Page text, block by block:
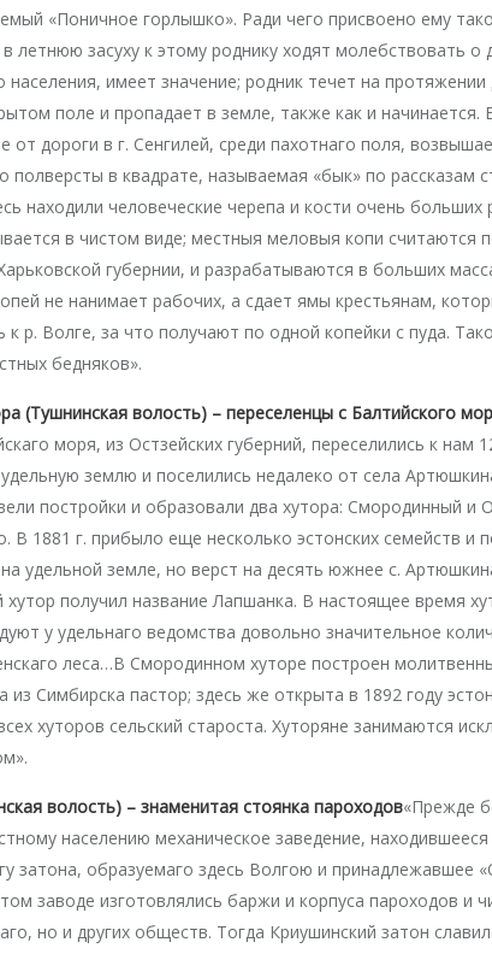
«Поничное горлышко». Ради чего присвоено ему
летнюю засуху к этому роднику ходят молебствовать о
населения, имеет значение; родник течет на протяжении
поле и пропадает в земле, также как и начинается.
от дороги в г. Сенгилей, среди пахотнаго поля,
полверсты в квадрате, называемая «бык» по рассказам
находили человеческие черепа и кости очень
в чистом виде; местныя меловыя копи считаются
губернии, и разрабатываются в больших
не нанимает рабочих, а сдает ямы крестьянам,
к р. Волге, за что получают по одной копейки с пуда.
бедняков».
(Тушнинская волость) – переселенцы с Балтийского
моря, из Остзейских губерний, переселились к нам
удельную землю и поселились недалеко от села
постройки и образовали два хутора: Смородинный и
В 1881 г. прибыло еще несколько эстонских семейств и
удельной земле, но верст на десять южнее с.
хутор получил название Лапшанка. В настоящее время
у удельнаго ведомства довольно значительное
леса…В Смородинном хуторе построен
из Симбирска пастор; здесь же открыта в 1892 году
хуторов сельский староста. Хуторяне занимаются
волость) – знаменитая стоянка пароходов«Прежде
населению механическое заведение, находившееся
затона, образуемаго здесь Волгою и принадлежавшее
заводе изготовлялись баржи и корпуса пароходов и
но и других обществ. Тогда Криушинский затон